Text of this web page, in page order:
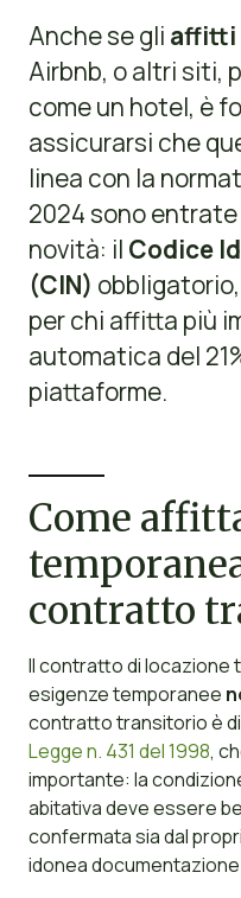
Anche se gli affitti
Airbnb, o altri siti,
come un hotel, è
assicurarsi che
linea con la
2024 sono
novità: il Codice
(CIN)
per chi affitta più
automatica del
piattaforme.
Come
contratto
Il contratto di locazione
esigenze temporanee
contratto transitorio è
Legge n. 431 del 1998,
importante: la
abitativa deve essere
confermata sia dal
idonea